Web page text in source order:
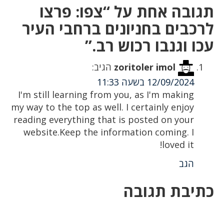
תגובה אחת על “צפו: פרצו
לרכבים בחניונים ברחבי העיר
עכו וגנבו רכוש רב.”
zoritoler imol הגיב:
12/09/2024 בשעה 11:33
I'm still learning from you, as I'm making
my way to the top as well. I certainly enjoy
reading everything that is posted on your
website.Keep the information coming. I
loved it!
הגב
כתיבת תגובה